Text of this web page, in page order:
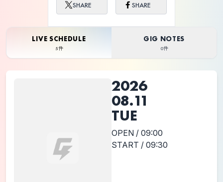
SHARE SHARE
LIVE SCHEDULE
5件
GIG NOTES
0件
2026
08.11
TUE
OPEN / 09:00
START / 09:30